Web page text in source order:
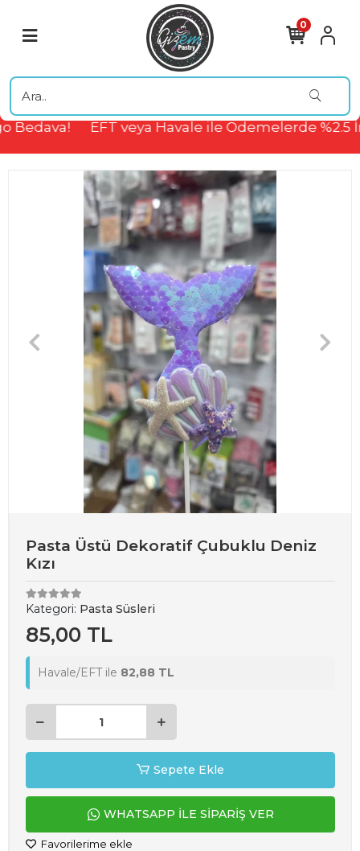
Bedava! EFT veya Havale ile Ödemelerde %2.5
0
Pasta Üstü Dekoratif Çubuklu Deniz
Kızı
Kategori: Pasta Süsleri
85,00 TL
Havale/EFT ile 82,88 TL
Sepete Ekle
WHATSAPP İLE SİPARİŞ VER
Favorilerime ekle